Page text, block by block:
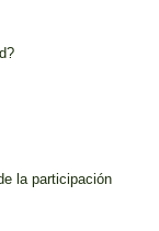
la participación